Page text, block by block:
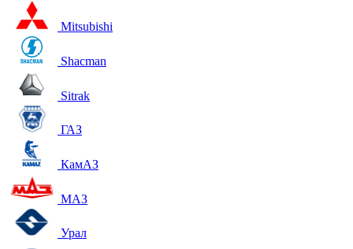
Mitsubishi
Shacman
Sitrak
ГАЗ
КамАЗ
МАЗ
Урал